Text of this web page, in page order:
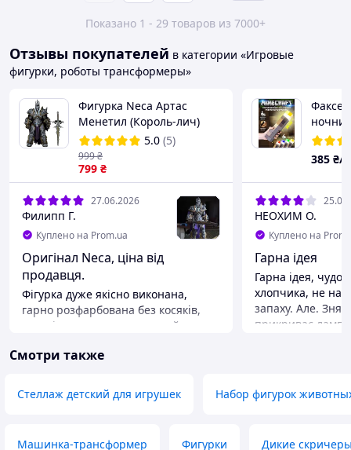
Показано 1 - 29 товаров из 7000+
Отзывы покупателей в категории «Игровые
фигурки, роботы трансформеры»
Фигурка Neca Артас
Менетил (Король-лич)
Герои бури (Вселенная
Варкрафт) 16см - World of
Warcraft
5.0 (5)
799 ₴
999₴
27.06.2026
Филипп Г.
Куплено на Prom.ua
Оригінал Neca, ціна від
продавця.
Фігурка дуже якісно виконана,
гарно розфарбована без косяків,
деталізована, я задоволений.
100% відповідає персонажу у грі
випущена дуже давно та багато
часу пролежала в коробці, суглоби
лампа
385 ₴/
НЕОХИМ О.
Куплено на
Гарна ідея
Гарна ідея,
хлопчика, не
запаху. Але.
прикриває
це заводський
слабо вона була
Смотри также
Стеллаж детский для игрушек Набор фигурок
Машинка-трансформер Фигурки Дикие